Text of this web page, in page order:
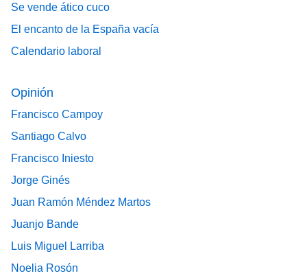
Se vende ático cuco
El encanto de la España vacía
Calendario laboral
Opinión
Francisco Campoy
Santiago Calvo
Francisco Iniesto
Jorge Ginés
Juan Ramón Méndez Martos
Juanjo Bande
Luis Miguel Larriba
Noelia Rosón